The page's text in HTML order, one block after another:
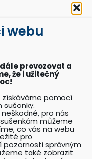
webu
provozovat a
že i užitečný
získáváme pomocí
sušenky.
pro nás
můžeme
co vás na webu
pro
správným
také zobrazit
vzorových
na